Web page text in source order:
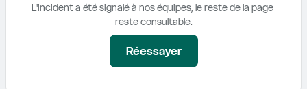
L'incident a été signalé à nos équipes, le reste de la page
reste consultable.
Réessayer